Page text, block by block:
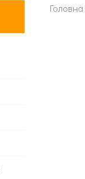
Головна